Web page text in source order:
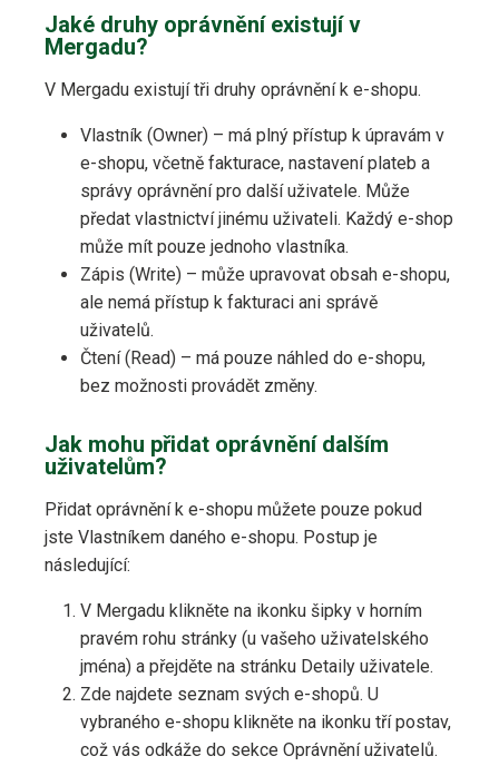
Jaké druhy oprávnění existují v
Mergadu?
V Mergadu existují tři druhy oprávnění k e-shopu.
Vlastník (Owner) – má plný přístup k úpravám v
e-shopu, včetně fakturace, nastavení plateb a
správy oprávnění pro další uživatele. Může
předat vlastnictví jinému uživateli. Každý e-shop
může mít pouze jednoho vlastníka.
Zápis (Write) – může upravovat obsah e-shopu,
ale nemá přístup k fakturaci ani správě
uživatelů.
Čtení (Read) – má pouze náhled do e-shopu,
bez možnosti provádět změny.
Jak mohu přidat oprávnění dalším
uživatelům?
Přidat oprávnění k e-shopu můžete pouze pokud
jste Vlastníkem daného e-shopu. Postup je
následující:
V Mergadu klikněte na ikonku šipky v horním
pravém rohu stránky (u vašeho uživatelského
jména) a přejděte na stránku Detaily uživatele.
Zde najdete seznam svých e-shopů. U
vybraného e-shopu klikněte na ikonku tří postav,
což vás odkáže do sekce Oprávnění uživatelů.